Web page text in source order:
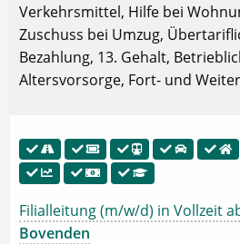
Verkehrsmittel, Hilfe bei
Zuschuss bei Umzug,
Bezahlung, 13. Gehalt,
Altersvorsorge, Fort- und
Filialleitung (m/w/d) in Vollzeit
Bovenden